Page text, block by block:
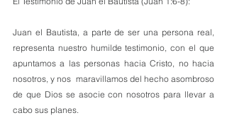
Juan el Bautista, a parte de ser una persona real,
representa nuestro humilde testimonio, con el que
apuntamos a las personas hacia Cristo, no hacia
nosotros, y nos  maravillamos del hecho asombroso
de que Dios se asocie con nosotros para llevar a
cabo sus planes.